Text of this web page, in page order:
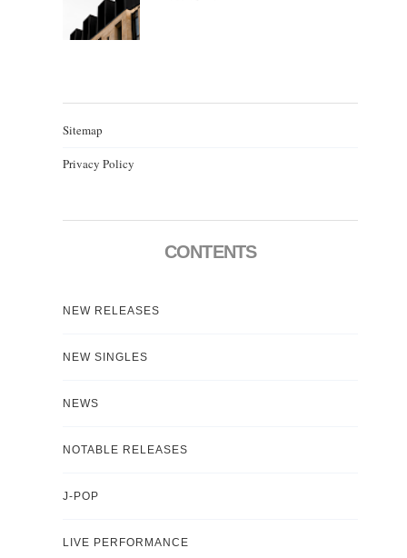
Sitemap
Privacy Policy
CONTENTS
NEW RELEASES
NEW SINGLES
NEWS
NOTABLE RELEASES
J-POP
LIVE PERFORMANCE